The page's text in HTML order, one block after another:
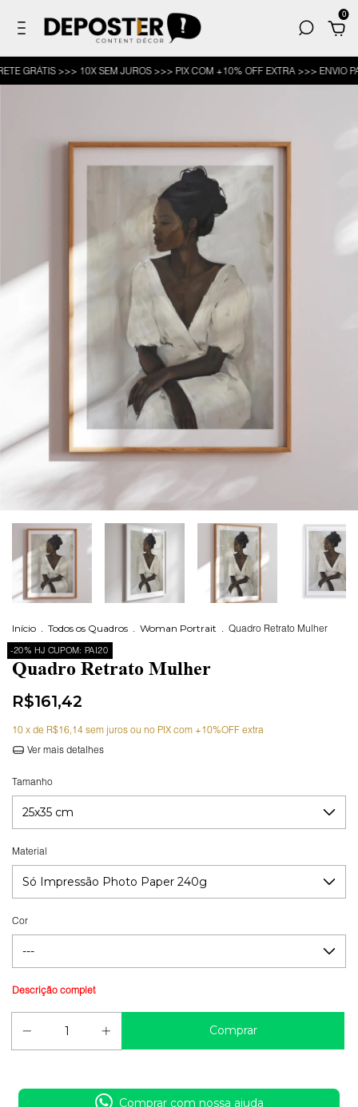
0
>>> 10X SEM JUROS >>> PIX COM +10% OFF EXTRA >>> ENVIO PARA
Início . Todos os Quadros . Woman Portrait . Quadro Retrato Mulher
-20% HJ CUPOM: PAI20
Quadro Retrato Mulher
R$161,42
10 x de R$16,14 sem juros
Ver mais detalhes
Tamanho
Material
Cor
Comprar com nossa ajuda